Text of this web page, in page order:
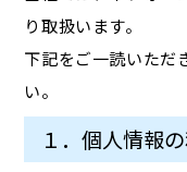
り取扱います。
下記をご一読いただ
い。
１．個人情報